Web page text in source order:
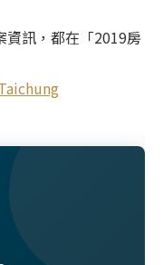
資訊，都在「2019房